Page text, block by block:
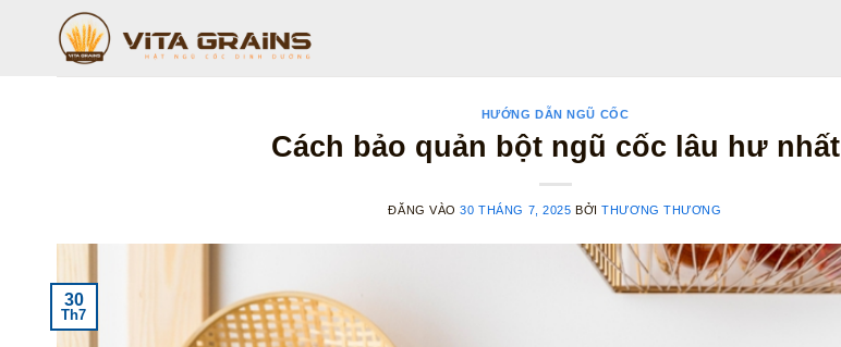
HƯỚNG DẪN NGŨ CỐC
Cách bảo quản bột ngũ cốc lâu hư nhất
ĐĂNG VÀO30 THÁNG 7, 2025 BỞITHƯƠNG THƯƠNG
30
Th7